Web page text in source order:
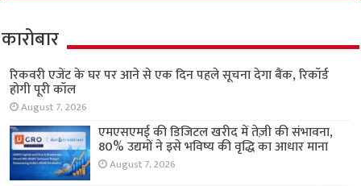
कारोबार
रिकवरी एजेंट के घर पर आने से एक दिन पहले सूचना देगा बैंक, रिकॉर्ड
होगी पूरी कॉल
August 7, 2026
एमएसएमई की डिजिटल खरीद में तेज़ी की संभावना,
80% उद्यमों ने इसे भविष्य की वृद्धि का आधार माना
August 7, 2026